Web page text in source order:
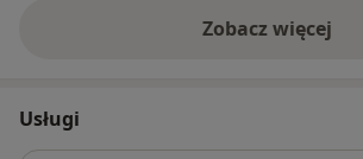
Zobacz więcej
Usługi